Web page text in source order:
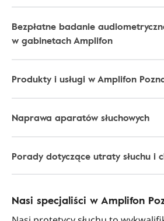
Bezpłatne badanie
w gabinetach Amplifon
Produkty i usługi w Amplifon
Naprawa aparatów słuchowych
Porady dotyczące utraty słuchu i
Nasi specjaliści w Amplifon